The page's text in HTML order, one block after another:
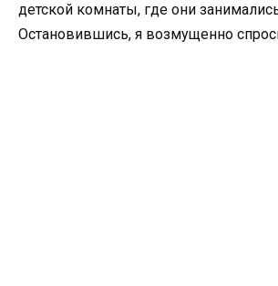
детской комнаты, где они
Остановившись, я возмущенно